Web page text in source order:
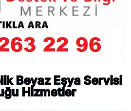
Beyaz Eşya Servisi
Hizmetler